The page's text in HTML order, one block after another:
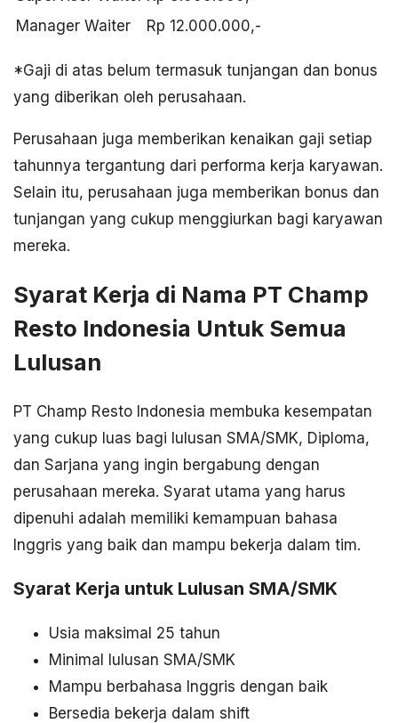
Manager Waiter
Rp 12.000.000,-
*Gaji di atas belum termasuk tunjangan dan bonus
yang diberikan oleh perusahaan.
Perusahaan juga memberikan kenaikan gaji setiap
tahunnya tergantung dari performa kerja karyawan.
Selain itu, perusahaan juga memberikan bonus dan
tunjangan yang cukup menggiurkan bagi karyawan
mereka.
Syarat Kerja di Nama PT Champ
Resto Indonesia Untuk Semua
Lulusan
PT Champ Resto Indonesia membuka kesempatan
yang cukup luas bagi lulusan SMA/SMK, Diploma,
dan Sarjana yang ingin bergabung dengan
perusahaan mereka. Syarat utama yang harus
dipenuhi adalah memiliki kemampuan bahasa
Inggris yang baik dan mampu bekerja dalam tim.
Syarat Kerja untuk Lulusan SMA/SMK
Usia maksimal 25 tahun
Minimal lulusan SMA/SMK
Mampu berbahasa Inggris dengan baik
Bersedia bekerja dalam shift